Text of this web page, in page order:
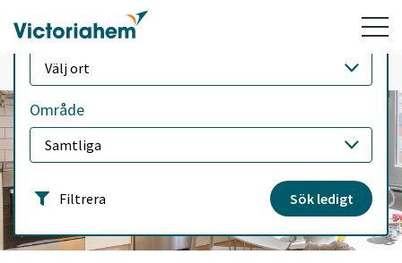
Sök ledigt
Ort
Välj ort
Område
Samtliga
Filtrera Sök ledigt